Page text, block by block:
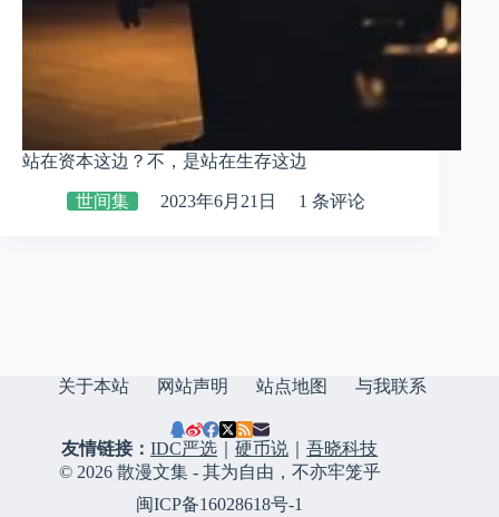
站在资本这边？不，是站在生存这边
世间集 2023年6月21日 1 条评论
关于本站 网站声明 站点地图 与我联系
友情链接：IDC严选 ｜硬币说 ｜吾晓科技
© 2026 散漫文集 - 其为自由，不亦牢笼乎
闽ICP备16028618号-1